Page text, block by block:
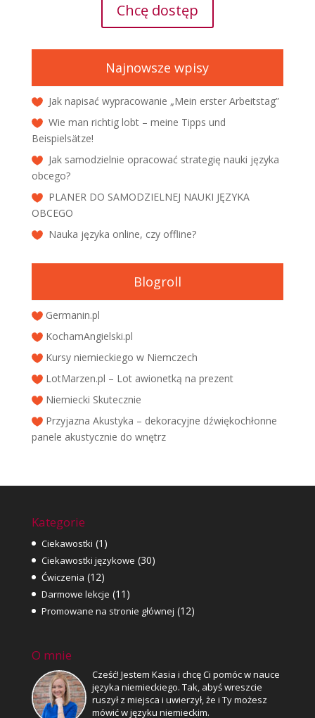
Chcę dostęp
Najnowsze wpisy
Jak napisać wypracowanie „Mein erster Arbeitstag”
Wie man richtig lobt – meine Tipps und
Beispielsätze!
Jak samodzielnie opracować strategię nauki języka
obcego?
PLANER DO SAMODZIELNEJ NAUKI JĘZYKA
OBCEGO
Nauka języka online, czy offline?
Blogroll
Germanin.pl
KochamAngielski.pl
Kursy niemieckiego w Niemczech
LotMarzen.pl – Lot awionetką na prezent
Niemiecki Skutecznie
Przyjazna Akustyka – dekoracyjne dźwiękochłonne
panele akustycznie do wnętrz
Kategorie
Ciekawostki (1)
Ciekawostki językowe (30)
Ćwiczenia (12)
Darmowe lekcje (11)
Promowane na stronie głównej (12)
O mnie
Cześć! Jestem Kasia i chcę Ci pomóc w nauce
języka niemieckiego. Tak, abyś wreszcie
ruszył z miejsca i uwierzył, że i Ty możesz
mówić w języku niemieckim.